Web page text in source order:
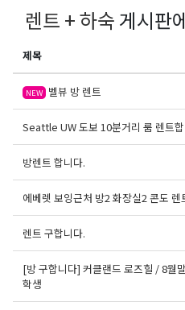
렌트 + 하숙 게시판
제목
NEW 벨뷰 방 렌트
Seattle UW 도보 10분거리 룸 렌트
방렌트 합니다.
에베렛 보잉근처 방2 화장실2 콘도 렌
렌트 구합니다.
[방 구합니다] 커클랜드 로즈힐 / 8월
학생